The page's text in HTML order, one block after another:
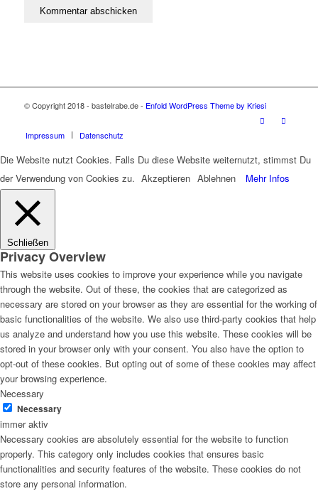
© Copyright 2018 - bastelrabe.de - Enfold WordPress Theme by Kriesi
Impressum Datenschutz
Die Website nutzt Cookies. Falls Du diese Website weiternutzt, stimmst Du
der Verwendung von Cookies zu. Akzeptieren Ablehnen Mehr Infos
Schließen
Privacy Overview
This website uses cookies to improve your experience while you navigate
through the website. Out of these, the cookies that are categorized as
necessary are stored on your browser as they are essential for the working of
basic functionalities of the website. We also use third-party cookies that help
us analyze and understand how you use this website. These cookies will be
stored in your browser only with your consent. You also have the option to
opt-out of these cookies. But opting out of some of these cookies may affect
your browsing experience.
Necessary
Necessary
immer aktiv
Necessary cookies are absolutely essential for the website to function
properly. This category only includes cookies that ensures basic
functionalities and security features of the website. These cookies do not
store any personal information.